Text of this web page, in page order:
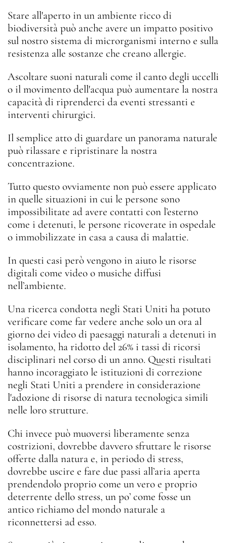
Stare all'aperto in un ambiente ricco di
biodiversità può anche avere un impatto positivo
sul nostro sistema di microrganismi interno e sulla
resistenza alle sostanze che creano allergie.
Ascoltare suoni naturali come il canto degli uccelli
o il movimento dell'acqua può aumentare la nostra
capacità di riprenderci da eventi stressanti e
interventi chirurgici.
Il semplice atto di guardare un panorama naturale
può rilassare e ripristinare la nostra
concentrazione.
Tutto questo ovviamente non può essere applicato
in quelle situazioni in cui le persone sono
impossibilitate ad avere contatti con l’esterno
come i detenuti, le persone ricoverate in ospedale
o immobilizzate in casa a causa di malattie.
In questi casi però vengono in aiuto le risorse
digitali come video o musiche diffusi
nell’ambiente.
Una ricerca condotta negli Stati Uniti ha potuto
verificare come far vedere anche solo un ora al
giorno dei video di paesaggi naturali a detenuti in
isolamento, ha ridotto del 26% i tassi di ricorsi
disciplinari nel corso di un anno. Questi risultati
hanno incoraggiato le istituzioni di correzione
negli Stati Uniti a prendere in considerazione
l'adozione di risorse di natura tecnologica simili
nelle loro strutture.
Chi invece può muoversi liberamente senza
costrizioni, dovrebbe davvero sfruttare le risorse
offerte dalla natura e, in periodo di stress,
dovrebbe uscire e fare due passi all’aria aperta
prendendolo proprio come un vero e proprio
deterrente dello stress, un po’ come fosse un
antico richiamo del mondo naturale a
riconnettersi ad esso.